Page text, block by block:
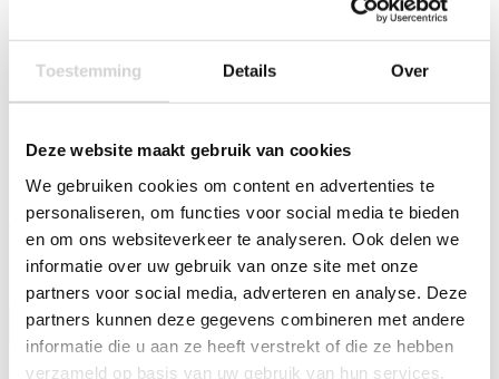
Toestemming Details Over
Deze website maakt gebruik van cookies
We gebruiken cookies om content en advertenties te
personaliseren, om functies voor social media te bieden
en om ons websiteverkeer te analyseren. Ook delen we
informatie over uw gebruik van onze site met onze
partners voor social media, adverteren en analyse. Deze
partners kunnen deze gegevens combineren met andere
informatie die u aan ze heeft verstrekt of die ze hebben
verzameld op basis van uw gebruik van hun services.
Senza Dienblad Hexagon
37,5x37,5x12cm
Op voorraad: direct leverbaar
24.99 9
8.26 EXCL. BTW
+
Serax Onregelmatige Schaal
84.00 50
41.65 EXCL. BTW
- +